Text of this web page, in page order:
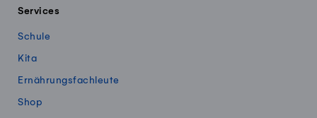
Services
Schule
Kita
Ernährungsfachleute
Shop